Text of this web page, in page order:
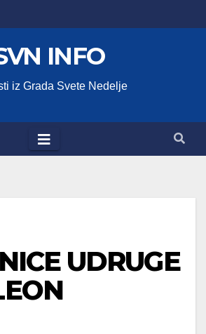
INFO
iz Grada Svete Nedelje
UDRUGE